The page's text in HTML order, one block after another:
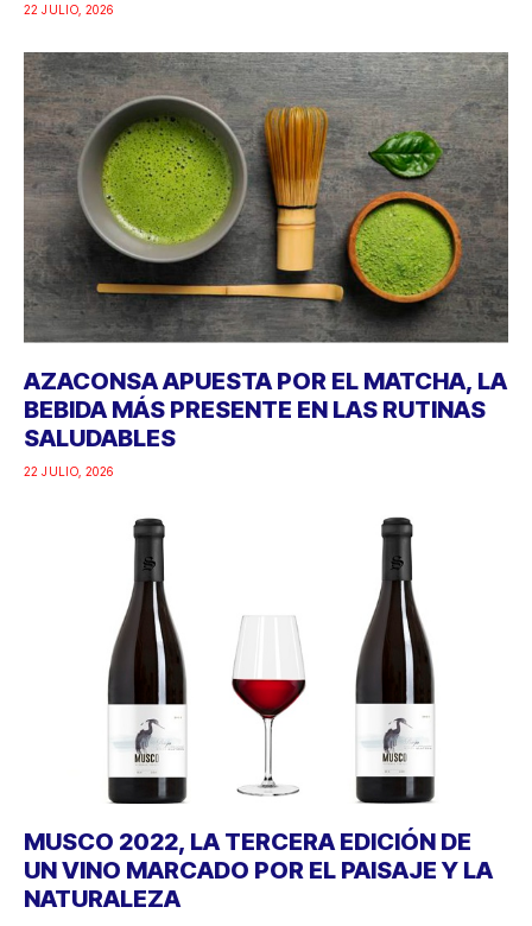
22 JULIO, 2026
AZACONSA APUESTA POR EL MATCHA, LA
BEBIDA MÁS PRESENTE EN LAS RUTINAS
SALUDABLES
22 JULIO, 2026
MUSCO 2022, LA TERCERA EDICIÓN DE
UN VINO MARCADO POR EL PAISAJE Y LA
NATURALEZA